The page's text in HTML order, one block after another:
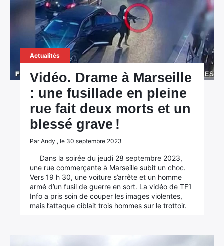
Actualités
Vidéo. Drame à Marseille
: une fusillade en pleine
rue fait deux morts et un
blessé grave !
Par Andy , le 30 septembre 2023
Dans la soirée du jeudi 28 septembre 2023,
une rue commerçante à Marseille subit un choc.
Vers 19 h 30, une voiture s’arrête et un homme
armé d’un fusil de guerre en sort. La vidéo de TF1
Info a pris soin de couper les images violentes,
mais l’attaque ciblait trois hommes sur le trottoir.
Rechercher